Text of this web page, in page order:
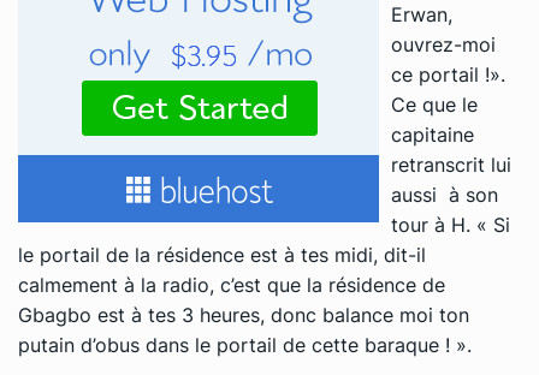
Erwan,
ouvrez-moi
ce portail !».
Ce que le
capitaine
retranscrit lui
aussi à son
tour à H. « Si
le portail de la résidence est à tes midi, dit-il
calmement à la radio, c’est que la résidence de
Gbagbo est à tes 3 heures, donc balance moi ton
putain d’obus dans le portail de cette baraque ! ».